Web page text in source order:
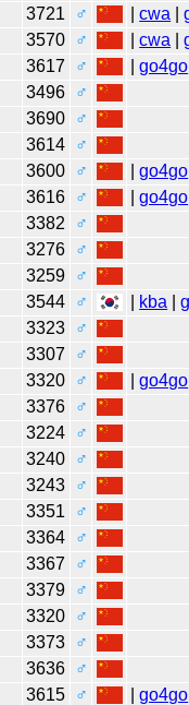
3721 ♂ |cwa |
3570 ♂ |cwa |
3617 ♂ |go4go
3496
♂
3690
♂
3614
♂
3600 ♂ |go4go
3616 ♂ |go4go
3382
♂
3276
♂
3259
♂
3544 ♂ kba |
3323
♂
3307
♂
3320 ♂ |go4go
3376
♂
3224
♂
3240
♂
3243
♂
3351
♂
3364
♂
3367
♂
3379
♂
3320
♂
3373
♂
3636
♂
3615 ♂ |go4go